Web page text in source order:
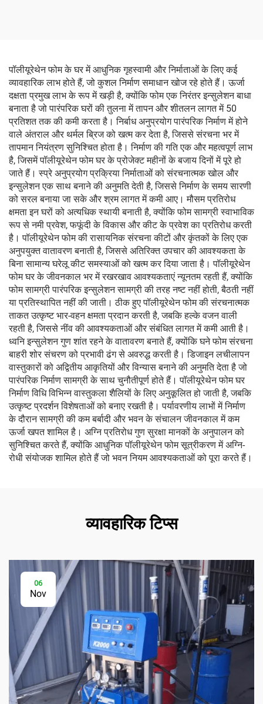
पॉलीयूरेथेन फोम के घर में आधुनिक गृहस्वामी और निर्माताओं के लिए कई
व्यावहारिक लाभ होते हैं, जो कुशल निर्माण समाधान खोज रहे होते हैं। ऊर्जा
दक्षता प्रमुख लाभ के रूप में खड़ी है, क्योंकि फोम एक निरंतर इन्सुलेशन बाधा
बनाता है जो पारंपरिक घरों की तुलना में तापन और शीतलन लागत में 50
प्रतिशत तक की कमी करता है। निर्बाध अनुप्रयोग पारंपरिक निर्माण में होने
वाले अंतराल और थर्मल ब्रिज को खत्म कर देता है, जिससे संरचना भर में
तापमान नियंत्रण सुनिश्चित होता है। निर्माण की गति एक और महत्वपूर्ण लाभ
है, जिसमें पॉलीयूरेथेन फोम घर के प्रोजेक्ट महीनों के बजाय दिनों में पूरे हो
जाते हैं। स्प्रे अनुप्रयोग प्रक्रिया निर्माताओं को संरचनात्मक खोल और
इन्सुलेशन एक साथ बनाने की अनुमति देती है, जिससे निर्माण के समय सारणी
को सरल बनाया जा सके और श्रम लागत में कमी आए। मौसम प्रतिरोध
क्षमता इन घरों को अत्यधिक स्थायी बनाती है, क्योंकि फोम सामग्री स्वाभाविक
रूप से नमी प्रवेश, फफूंदी के विकास और कीट के प्रवेश का प्रतिरोध करती
है। पॉलीयूरेथेन फोम की रासायनिक संरचना कीटों और कृंतकों के लिए एक
अनुपयुक्त वातावरण बनाती है, जिससे अतिरिक्त उपचार की आवश्यकता के
बिना सामान्य घरेलू कीट समस्याओं को खत्म कर दिया जाता है। पॉलीयूरेथेन
फोम घर के जीवनकाल भर में रखरखाव आवश्यकताएं न्यूनतम रहती हैं, क्योंकि
फोम सामग्री पारंपरिक इन्सुलेशन सामग्री की तरह नष्ट नहीं होती, बैठती नहीं
या प्रतिस्थापित नहीं की जाती। ठीक हुए पॉलीयूरेथेन फोम की संरचनात्मक
ताकत उत्कृष्ट भार-वहन क्षमता प्रदान करती है, जबकि हल्के वजन वाली
रहती है, जिससे नींव की आवश्यकताओं और संबंधित लागत में कमी आती है।
ध्वनि इन्सुलेशन गुण शांत रहने के वातावरण बनाते हैं, क्योंकि घने फोम संरचना
बाहरी शोर संचरण को प्रभावी ढंग से अवरुद्ध करती है। डिजाइन लचीलापन
वास्तुकारों को अद्वितीय आकृतियों और विन्यास बनाने की अनुमति देता है जो
पारंपरिक निर्माण सामग्री के साथ चुनौतीपूर्ण होते हैं। पॉलीयूरेथेन फोम घर
निर्माण विधि विभिन्न वास्तुकला शैलियों के लिए अनुकूलित हो जाती है, जबकि
उत्कृष्ट प्रदर्शन विशेषताओं को बनाए रखती है। पर्यावरणीय लाभों में निर्माण
के दौरान सामग्री की कम बर्बादी और भवन के संचालन जीवनकाल में कम
ऊर्जा खपत शामिल है। अग्नि प्रतिरोध गुण सुरक्षा मानकों के अनुपालन को
सुनिश्चित करते हैं, क्योंकि आधुनिक पॉलीयूरेथेन फोम सूत्रीकरण में अग्नि-
रोधी संयोजक शामिल होते हैं जो भवन नियम आवश्यकताओं को पूरा करते हैं।
व्यावहारिक टिप्स
06
Nov